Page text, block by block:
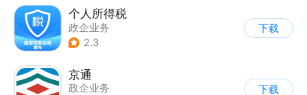
个人所得税
政企业务
2.3
下载
京通
政企业务
下载